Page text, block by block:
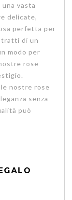
vasta
delicate,
perfetta per
tratti di un
modo per
rose
nostre rose
senza
può